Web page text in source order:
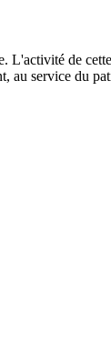
de
service du